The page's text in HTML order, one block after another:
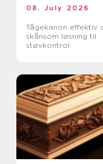
08. July 2026
Tågekanon effektiv og
skånsom løsning til
støvkontrol